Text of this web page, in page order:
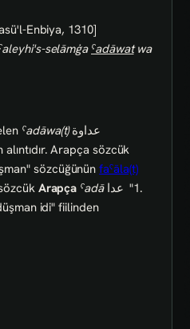
Enbiya, 1310]
selāmġa ˁadāwatwa
ˁadāwa(t)
Arapça sözcük
sözcüğününfaˁāla(t)
Arapça ˁadā
"1.
idi" fiilinden